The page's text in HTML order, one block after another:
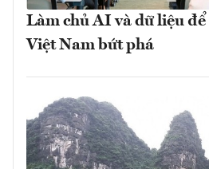
Làm chủ AI và dữ liệu
Việt Nam bứt phá